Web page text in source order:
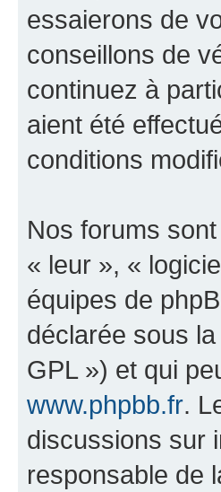
essaierons de
conseillons de
continuez à
aient été
conditions
Nos forums
« leur », «
équipes de
déclarée sous la
GPL ») et qui
www.phpbb.fr.
discussions sur
responsable de